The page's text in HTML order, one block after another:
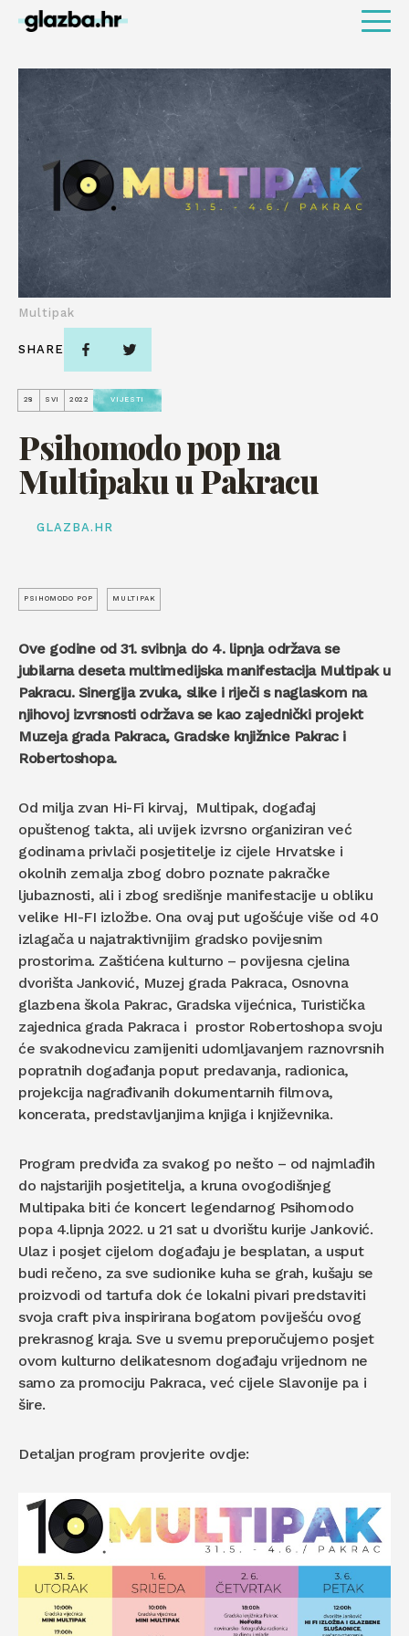
28 SVI 2022 VIJESTI
Psihomodo pop na
Multipaku u Pakracu
GLAZBA.HR
Multipak
SHARE
PSIHOMODO POP MULTIPAK
Ove godine od 31. svibnja do 4. lipnja održava se
jubilarna deseta multimedijska manifestacija Multipak u
Pakracu. Sinergija zvuka, slike i riječi s naglaskom na
njihovoj izvrsnosti održava se kao zajednički projekt
Muzeja grada Pakraca, Gradske knjižnice Pakrac i
Robertoshopa.
Od milja zvan Hi-Fi kirvaj, Multipak, događaj
opuštenog takta, ali uvijek izvrsno organiziran već
godinama privlači posjetitelje iz cijele Hrvatske i
okolnih zemalja zbog dobro poznate pakračke
ljubaznosti, ali i zbog središnje manifestacije u obliku
velike HI-FI izložbe. Ona ovaj put ugošćuje više od 40
izlagača u najatraktivnijim gradsko povijesnim
prostorima. Zaštićena kulturno – povijesna cjelina
dvorišta Janković, Muzej grada Pakraca, Osnovna
glazbena škola Pakrac, Gradska vijećnica, Turistička
zajednica grada Pakraca i prostor Robertoshopa svoju
će svakodnevicu zamijeniti udomljavanjem raznovrsnih
popratnih događanja poput predavanja, radionica,
projekcija nagrađivanih dokumentarnih filmova,
koncerata, predstavljanjima knjiga i književnika.
Program predviđa za svakog po nešto – od najmlađih
do najstarijih posjetitelja, a kruna ovogodišnjeg
Multipaka biti će koncert legendarnog Psihomodo
popa 4.lipnja 2022. u 21 sat u dvorištu kurije Janković.
Ulaz i posjet cijelom događaju je besplatan, a usput
budi rečeno, za sve sudionike kuha se grah, kušaju se
proizvodi od tartufa dok će lokalni pivari predstaviti
svoja craft piva inspirirana bogatom poviješću ovog
prekrasnog kraja. Sve u svemu preporučujemo posjet
ovom kulturno delikatesnom događaju vrijednom ne
samo za promociju Pakraca, već cijele Slavonije pa i
šire.
Detaljan program provjerite ovdje: